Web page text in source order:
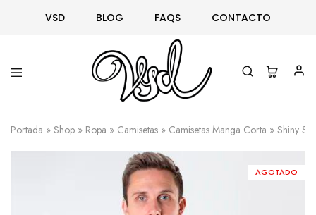
VSD BLOG FAQS CONTACTO
Vsd
Ropa
complementos
Portada » Shop » Ropa » Camisetas » Camisetas Manga Corta » Shiny
AGOTADO